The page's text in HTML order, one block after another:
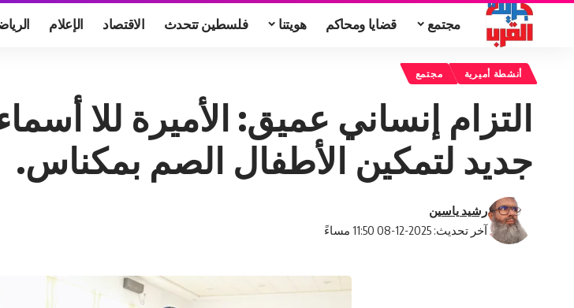
مجتمع قضايا ومحاكم هويتنا فلسطين تتحدث الاقتصاد الإعلام
أنشطة أميرية مجتمع
التزام إنساني عميق: الأميرة للا
جديد لتمكين الأطفال الصم بمكناس.
آخر تحديث: 2025-12-08 11:50 مساءً
رشيد ياسين